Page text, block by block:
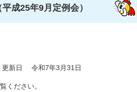
成25年9月定例会）
新日 令和7年3月31日
ください。